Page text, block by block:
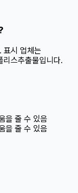
표시 업체는
스추출물입니다.
을 줄 수 있음
을 줄 수 있음